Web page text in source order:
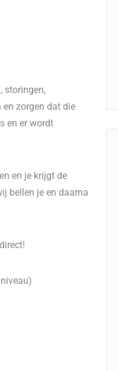
storingen,
en zorgen dat die
en er wordt
en je krijgt de
bellen je en daarna